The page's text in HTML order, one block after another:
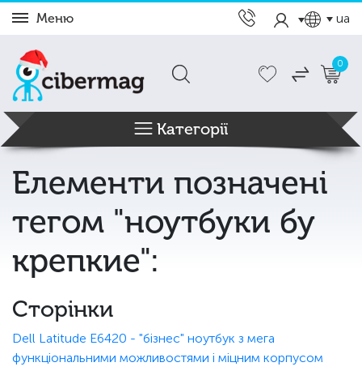
Меню ua
0
Категорії
Елементи позначені
тегом "ноутбуки бу
крепкие":
Сторінки
Dell Latitude E6420 - "бізнес" ноутбук з мега
функціональними можливостями і міцним корпусом